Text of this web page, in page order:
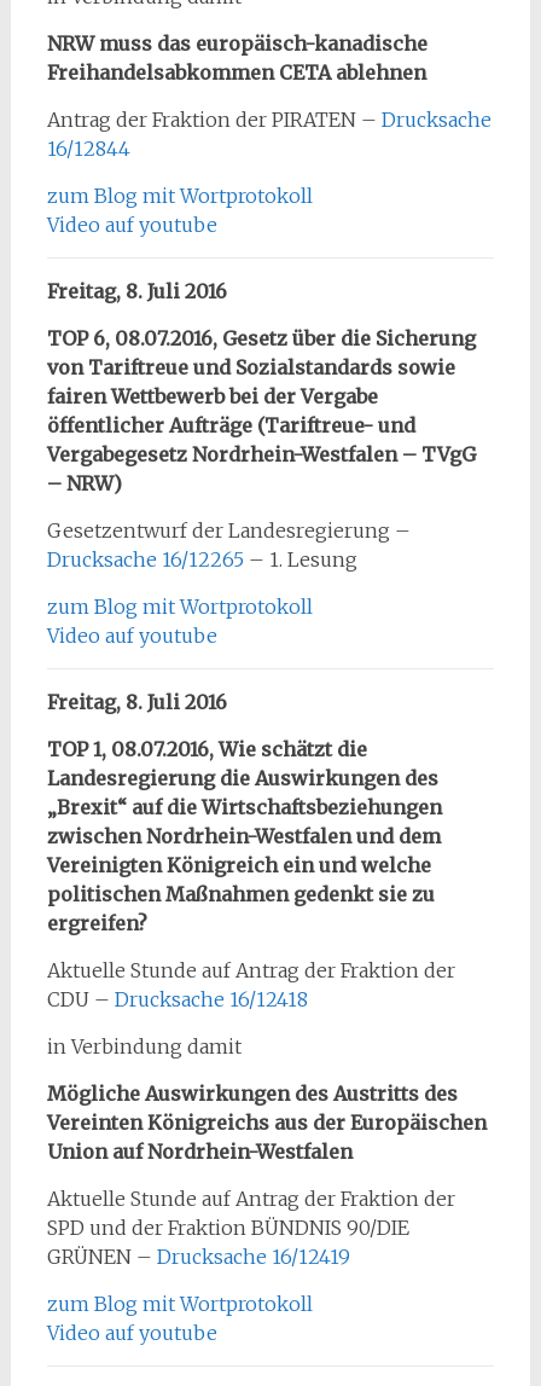
NRW muss das europäisch-kanadische
Freihandelsabkommen CETA ablehnen
Antrag der Fraktion der PIRATEN – Drucksache
16/12844
zum Blog mit Wortprotokoll
Video auf youtube
Freitag, 8. Juli 2016
TOP 6, 08.07.2016, Gesetz über die Sicherung
von Tariftreue und Sozialstandards sowie
fairen Wettbewerb bei der Vergabe
öffentlicher Aufträge (Tariftreue- und
Vergabegesetz Nordrhein-Westfalen – TVgG
– NRW)
Gesetzentwurf der Landesregierung –
Drucksache 16/12265– 1. Lesung
zum Blog mit Wortprotokoll
Video auf youtube
Freitag, 8. Juli 2016
TOP 1, 08.07.2016, Wie schätzt die
Landesregierung die Auswirkungen des
„Brexit“ auf die Wirtschaftsbeziehungen
zwischen Nordrhein-Westfalen und dem
Vereinigten Königreich ein und welche
politischen Maßnahmen gedenkt sie zu
ergreifen?
Aktuelle Stunde auf Antrag der Fraktion der
CDU – Drucksache 16/12418
in Verbindung damit
Mögliche Auswirkungen des Austritts des
Vereinten Königreichs aus der Europäischen
Union auf Nordrhein-Westfalen
Aktuelle Stunde auf Antrag der Fraktion der
SPD und der Fraktion BÜNDNIS 90/DIE
GRÜNEN – Drucksache 16/12419
zum Blog mit Wortprotokoll
Video auf youtube